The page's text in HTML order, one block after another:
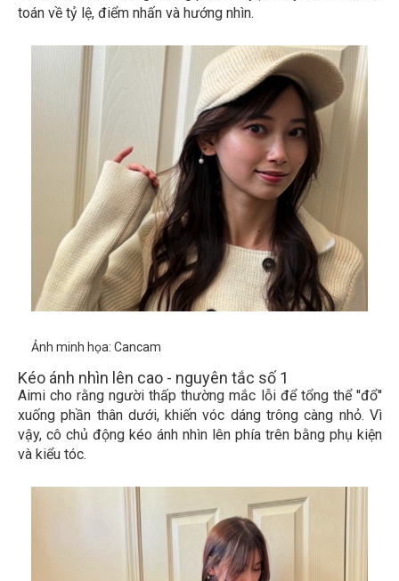
toán về tỷ lệ, điểm nhấn và hướng nhìn.
Ảnh minh họa: Cancam
Kéo ánh nhìn lên cao - nguyên tắc số 1
Aimi cho rằng người thấp thường mắc lỗi để tổng thể ''đổ''
xuống phần thân dưới, khiến vóc dáng trông càng nhỏ. Vì
vậy, cô chủ động kéo ánh nhìn lên phía trên bằng phụ kiện
và kiểu tóc.